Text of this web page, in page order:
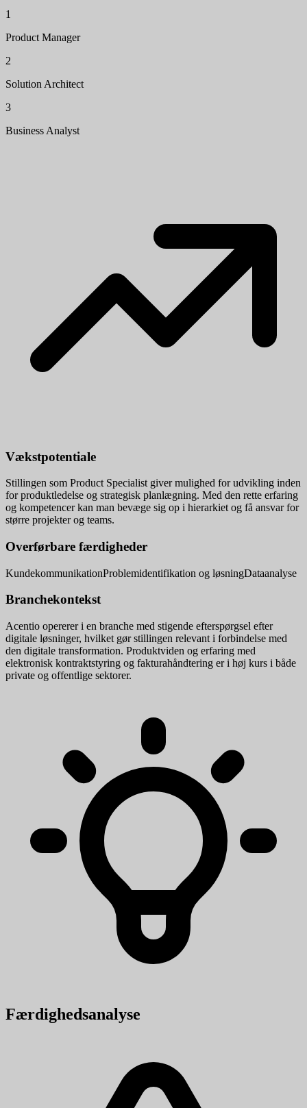
1
Product Manager
2
Solution Architect
3
Business Analyst
Vækstpotentiale
Stillingen som Product Specialist giver mulighed for udvikling inden
for produktledelse og strategisk planlægning. Med den rette erfaring
og kompetencer kan man bevæge sig op i hierarkiet og få ansvar for
større projekter og teams.
Overførbare færdigheder
KundekommunikationProblemidentifikation og løsningDataanalyse
Branchekontekst
Acentio opererer i en branche med stigende efterspørgsel efter
digitale løsninger, hvilket gør stillingen relevant i forbindelse med
den digitale transformation. Produktviden og erfaring med
elektronisk kontraktstyring og fakturahåndtering er i høj kurs i både
private og offentlige sektorer.
Færdighedsanalyse